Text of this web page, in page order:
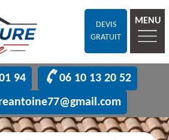
DEVIS
GRATUIT
MENU
94
06 10 13 20 52